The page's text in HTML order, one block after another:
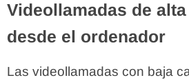
Videollamadas de
desde el ordenador
Las videollamadas con baja